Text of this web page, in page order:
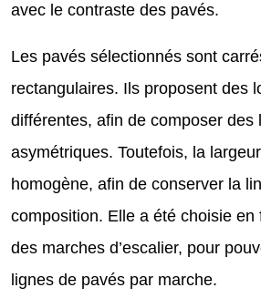
avec le contraste des pavés.
Les pavés sélectionnés sont
rectangulaires. Ils proposent des
différentes, afin de composer des
asymétriques. Toutefois, la
homogène, afin de conserver la
composition. Elle a été choisie en
des marches d’escalier, pour
lignes de pavés par marche.